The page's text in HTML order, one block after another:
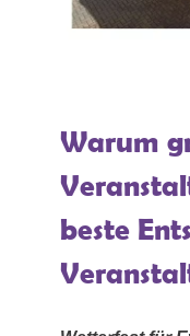
Warum
beste